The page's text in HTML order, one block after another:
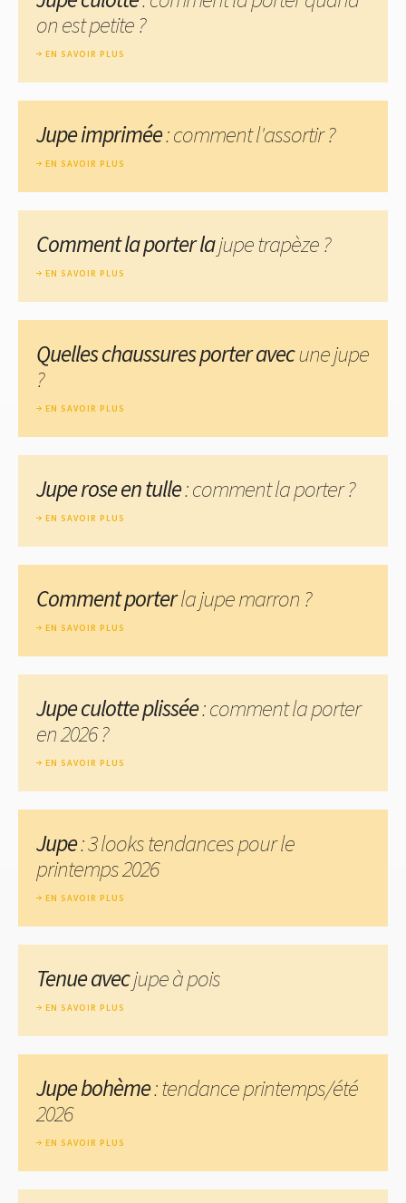
on est petite ?
EN SAVOIR PLUS
Jupe imprimée: comment l'assortir ?
EN SAVOIR PLUS
Comment la porter lajupe trapèze ?
EN SAVOIR PLUS
Quelles chaussures porter avecune jupe
?
EN SAVOIR PLUS
Jupe rose en tulle: comment la porter ?
EN SAVOIR PLUS
Comment porterla jupe marron ?
EN SAVOIR PLUS
Jupe culotte plissée: comment la porter
en 2026 ?
EN SAVOIR PLUS
Jupe: 3 looks tendances pour le
printemps 2026
EN SAVOIR PLUS
Tenue avecjupe à pois
EN SAVOIR PLUS
Jupe bohème: tendance printemps/été
2026
EN SAVOIR PLUS